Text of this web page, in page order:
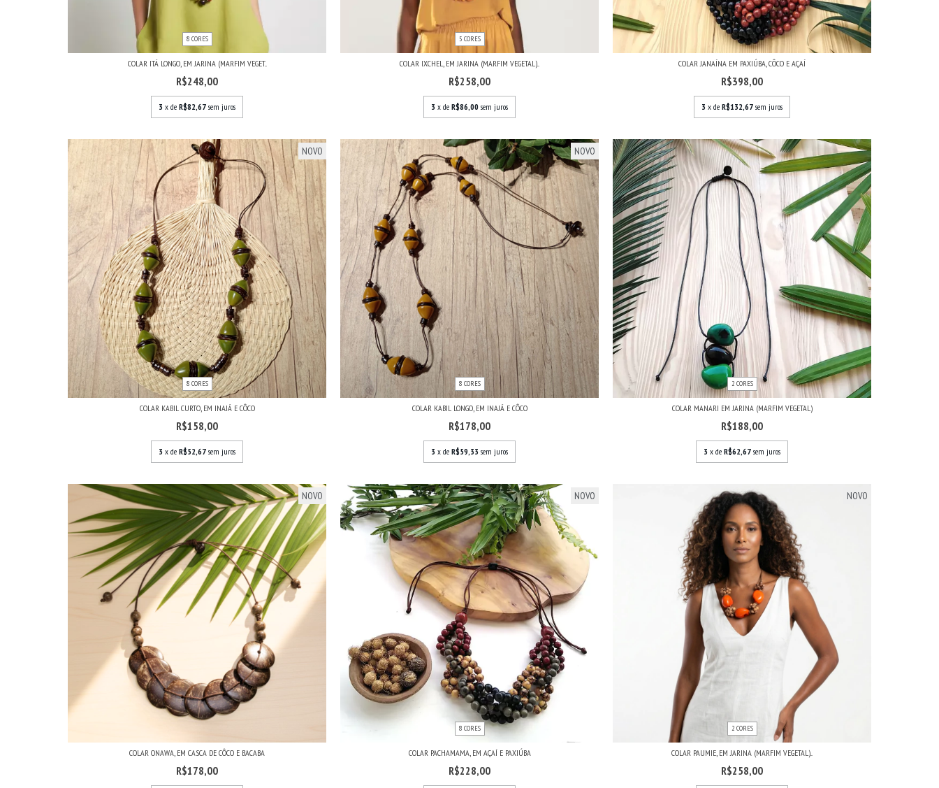
8 CORES
COLAR ITÁ LONGO, EM JARINA (MARFIM VEGET...
R$248,00
3 x de R$82,67 sem juros
5 CORES
COLAR IXCHEL, EM JARINA (MARFIM VEGETAL)...
R$258,00
3 x de R$86,00 sem juros
COLAR JANAÍNA EM PAXIÚBA, CÔCO E AÇAÍ
R$398,00
3 x de R$132,67 sem juros
NOVO
8 CORES
COLAR KABIL CURTO, EM INAJÁ E CÔCO
R$158,00
3 x de R$52,67 sem juros
NOVO
8 CORES
COLAR KABIL LONGO, EM INAJÁ E CÔCO
R$178,00
3 x de R$59,33 sem juros
2 CORES
COLAR MANARI EM JARINA (MARFIM VEGETAL)
R$188,00
3 x de R$62,67 sem juros
NOVO
COLAR ONAWA, EM CASCA DE CÔCO E BACABA
R$178,00
NOVO
8 CORES
COLAR PACHAMAMA, EM AÇAÍ E PAXIÚBA
R$228,00
NOVO
2 CORES
COLAR PAUMIE, EM JARINA (MARFIM VEGETAL)...
R$258,00